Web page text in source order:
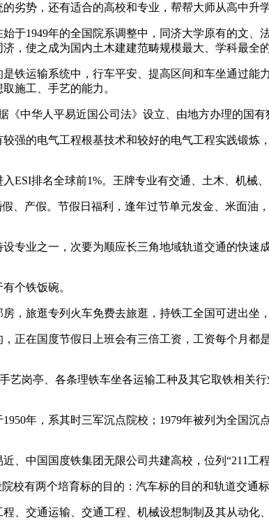
势，还有适合的高校和专业，帮帮大师从高中升学
1949年的全国院系调整中，同济大学原有的文、
，使之成为国内土木建建范畴规模最大、学科最全的
运输系统中，行车平安、提高区间和车坐通过能
施工、手艺的能力。
中华人平易近国公司法》设立、由地方办理的国有
的电气工程根基技术和较好的电气工程实践锻炼
排名全球前1%。王牌专业有交通、土木、机械、
产假。节假日福利，逢年过节单元发金、米面油
业之一，次要为顺应长三角地域轨道交通的快速
个铁饭碗。
旅逛专列火车免费去旅逛，持铁工全国可进出坐，
在国度节假日上班会有三倍工资，工资每个月都
岗亭、各条理铁车坐各运输工种及其它取铁相关
年，系其时三军沉点院校；1979年被列为全国沉
中国国度铁集团无限公司共建高校，位列“211工程
有两个培育标的目的：汽车标的目的和轨道交通
交通运输、交通工程、机械设想制制及其从动化